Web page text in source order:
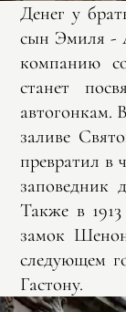
Денег у
сын Эмиля -
компанию
станет
автогонкам.
заливе
превратил в
заповедник
Также в
замок
следующем
Гастону.